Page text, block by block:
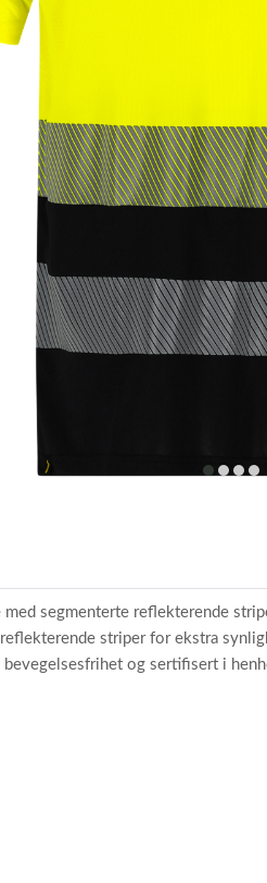
itemitemitem
segmenterte reflekterende
striper for ekstra
og sertifisert i